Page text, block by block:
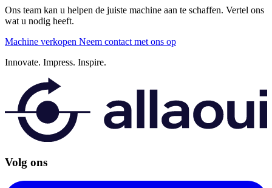
Ons team kan u helpen de juiste machine aan te schaffen. Vertel ons
wat u nodig heeft.
Machine verkopen Neem contact met ons op
Innovate. Impress. Inspire.
Volg ons